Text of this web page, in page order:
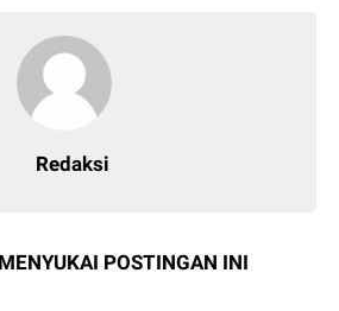
Redaksi
POSTINGAN INI